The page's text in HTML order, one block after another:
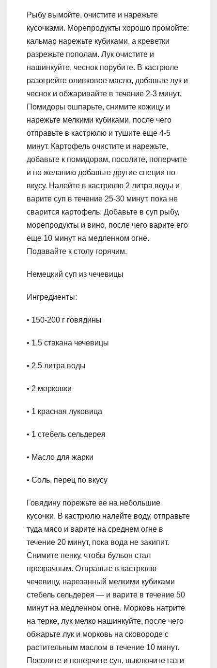
Рыбу вымойте, очистите и нарежьте
кусочками. Морепродукты хорошо промойте:
кальмар нарежьте кубиками, а креветки
разрежьте пополам. Лук очистите и
нашинкуйте, чеснок порубите. В кастрюле
разогрейте оливковое масло, добавьте лук и
чеснок и обжаривайте в течение 2-3 минут.
Помидоры ошпарьте, снимите кожицу и
нарежьте мелкими кубиками, после чего
отправьте в кастрюлю и тушите еще 4-5
минут. Картофель очистите и нарежьте,
добавьте к помидорам, посолите, поперчите
и по желанию добавьте другие специи по
вкусу. Налейте в кастрюлю 2 литра воды и
варите суп в течение 25-30 минут, пока не
сварится картофель. Добавьте в суп рыбу,
морепродукты и вино, после чего варите его
еще 10 минут на медленном огне.
Подавайте к столу горячим.
Немецкий суп из чечевицы
Ингредиенты:
• 150-200 г говядины
• 1,5 стакана чечевицы
• 2,5 литра воды
• 2 морковки
• 1 красная луковица
• 1 стебель сельдерея
• Масло для жарки
• Соль, перец по вкусу
Говядину порежьте ее на небольшие
кусочки. В кастрюлю налейте воду, отправьте
туда мясо и варите на среднем огне в
течение 20 минут, пока вода не закипит.
Снимите пенку, чтобы бульон стал
прозрачным. Отправьте в кастрюлю
чечевицу, нарезанный мелкими кубиками
стебель сельдерея — и варите в течение 50
минут на медленном огне. Морковь натрите
на терке, лук мелко нашинкуйте, после чего
обжарьте лук и морковь на сковороде с
растительным маслом в течение 10 минут.
Посолите и поперчите суп, выключите газ и